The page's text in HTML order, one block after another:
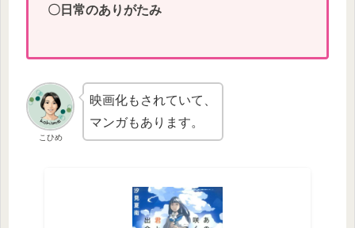
〇日常のありがたみ
こひめ
映画化もされていて、
マンガもあります。